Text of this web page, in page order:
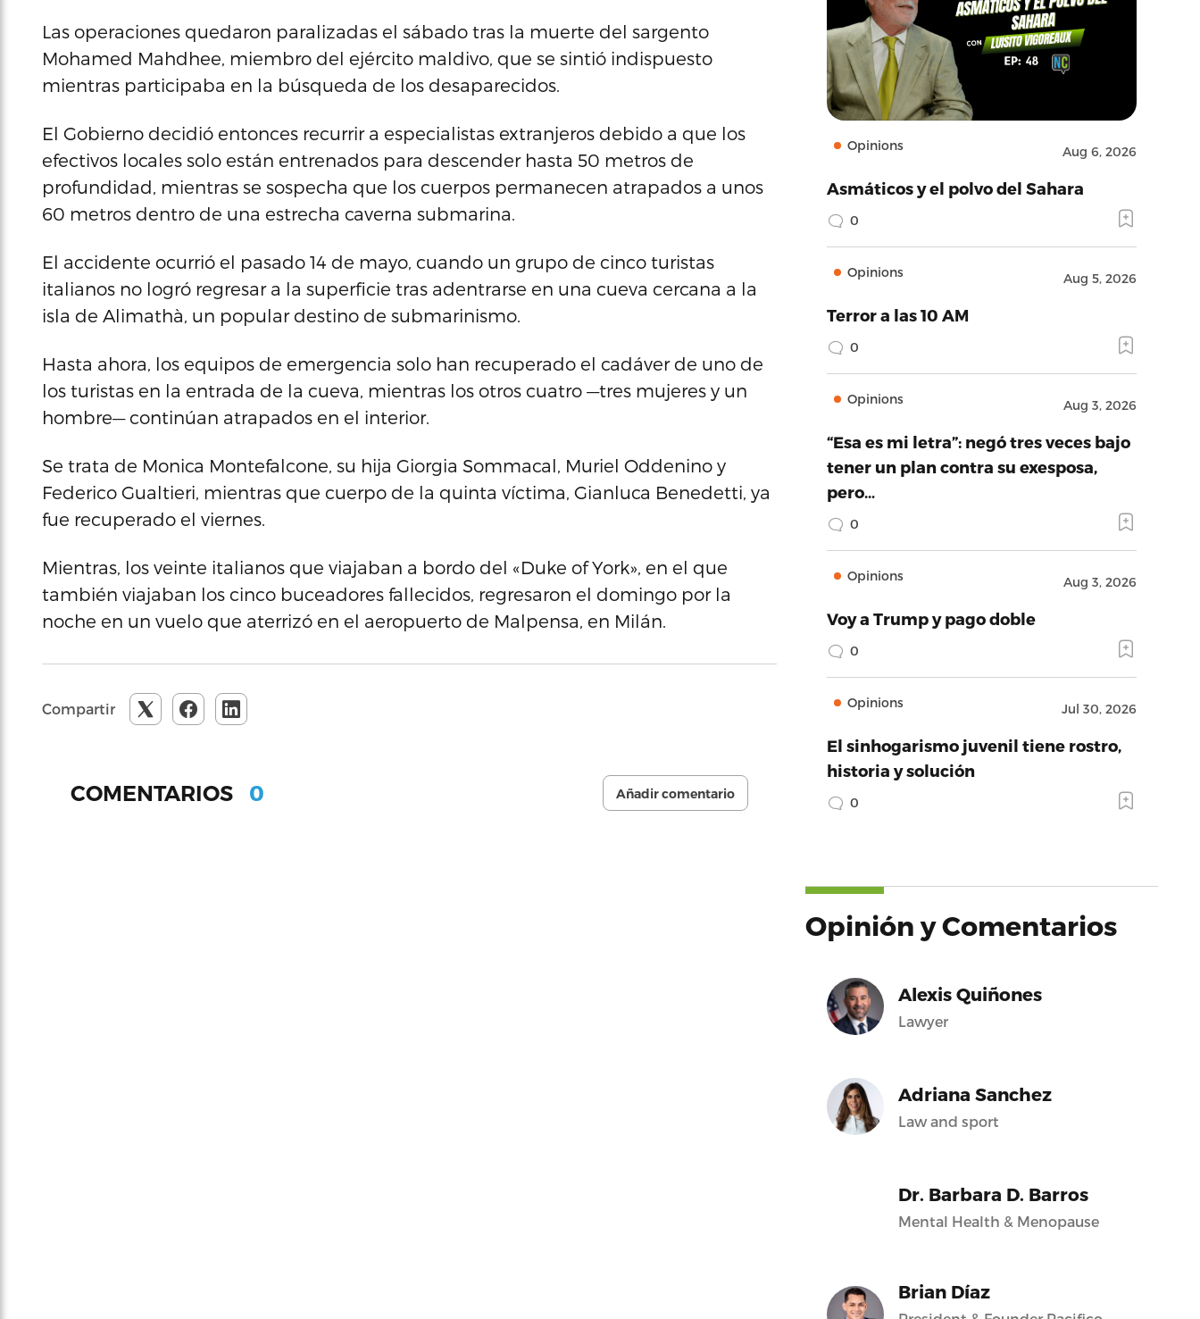
Las operaciones quedaron paralizadas el sábado tras la muerte del sargento
Mohamed Mahdhee, miembro del ejército maldivo, que se sintió indispuesto
mientras participaba en la búsqueda de los desaparecidos.
El Gobierno decidió entonces recurrir a especialistas extranjeros debido a que los
efectivos locales solo están entrenados para descender hasta 50 metros de
profundidad, mientras se sospecha que los cuerpos permanecen atrapados a unos
60 metros dentro de una estrecha caverna submarina.
El accidente ocurrió el pasado 14 de mayo, cuando un grupo de cinco turistas
italianos no logró regresar a la superficie tras adentrarse en una cueva cercana a la
isla de Alimathà, un popular destino de submarinismo.
Hasta ahora, los equipos de emergencia solo han recuperado el cadáver de uno de
los turistas en la entrada de la cueva, mientras los otros cuatro —tres mujeres y un
hombre— continúan atrapados en el interior.
Se trata de Monica Montefalcone, su hija Giorgia Sommacal, Muriel Oddenino y
Federico Gualtieri, mientras que cuerpo de la quinta víctima, Gianluca Benedetti, ya
fue recuperado el viernes.
Mientras, los veinte italianos que viajaban a bordo del «Duke of York», en el que
también viajaban los cinco buceadores fallecidos, regresaron el domingo por la
noche en un vuelo que aterrizó en el aeropuerto de Malpensa, en Milán.
Compartir
COMENTARIOS 0 Añadir comentario
Opinions Aug 6, 2026
Asmáticos y el polvo del Sahara
0
Opinions Aug 5, 2026
Terror a las 10 AM
0
Opinions Aug 3, 2026
“Esa es mi letra”: negó tres veces bajo
tener un plan contra su exesposa,
pero…
0
Opinions Aug 3, 2026
Voy a Trump y pago doble
0
Opinions Jul 30, 2026
El sinhogarismo juvenil tiene rostro,
historia y solución
0
Opinión y Comentarios
Alexis Quiñones
Lawyer
Adriana Sanchez
Law and sport
Dr. Barbara D. Barros
Mental Health & Menopause
Brian Díaz